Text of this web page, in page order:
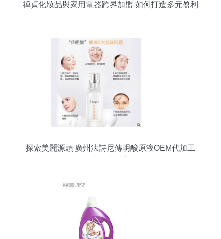
禪貞化妝品與家用電器跨界加盟 如何打造多元盈利
探索美麗源頭 廣州法詩尼傳明酸原液OEM代加工